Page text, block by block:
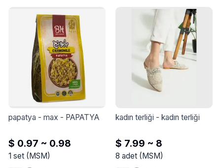
papatya - max - PAPATYA
$ 0.97 ~ 0.98
1 set(MSM)
kadın terliği - kadın terliği
$ 7.99 ~ 8
8 adet (MSM)